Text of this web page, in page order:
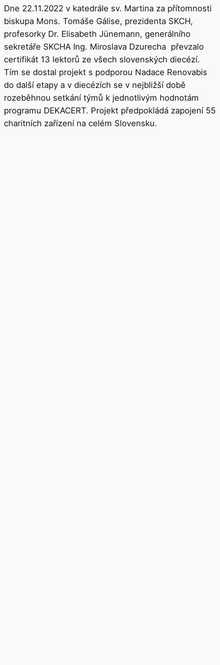
Dne 22.11.2022 v katedrále sv. Martina za přítomnosti
biskupa Mons. Tomáše Gálise, prezidenta SKCH,
profesorky Dr. Elisabeth Jünemann, generálního
sekretáře SKCHA Ing. Miroslava Dzurecha převzalo
certifikát 13 lektorů ze všech slovenských diecézí.
Tím se dostal projekt s podporou Nadace Renovabis
do další etapy a v diecézích se v nejbližší době
rozeběhnou setkání týmů k jednotlivým hodnotám
programu DEKACERT. Projekt předpokládá zapojení 55
charitních zařízení na celém Slovensku.